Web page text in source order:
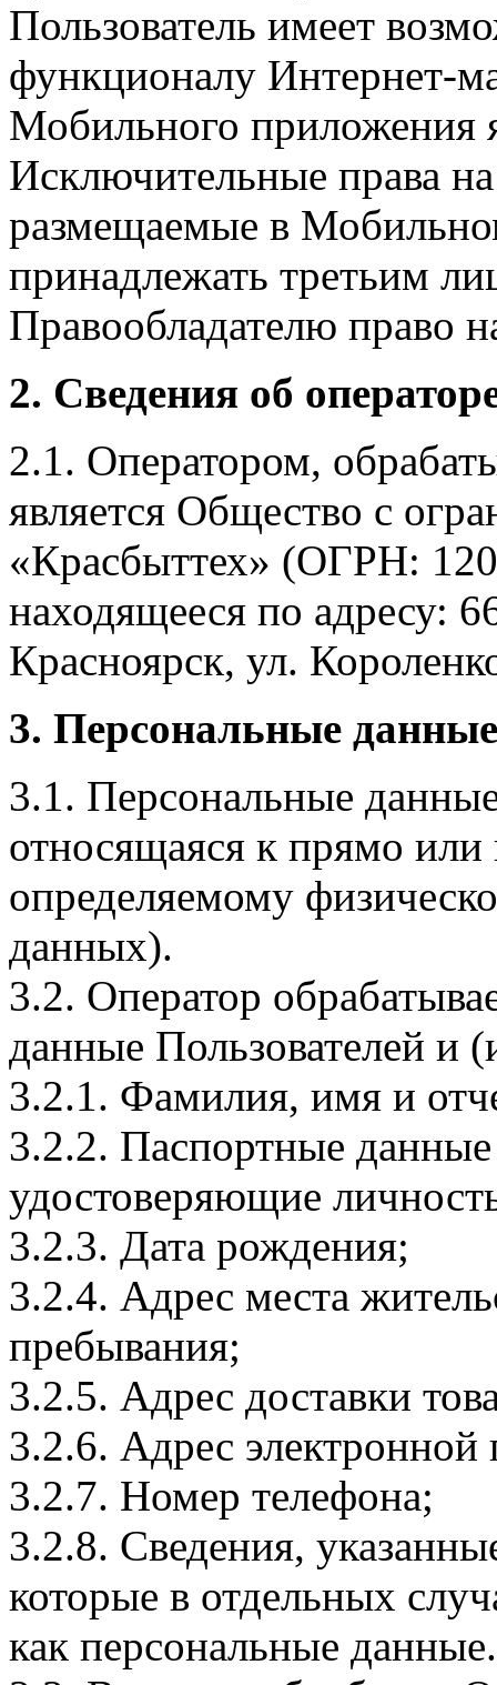
Пользователь имеет
функционалу Интернет-
Мобильного приложения
Исключительные права
размещаемые в
принадлежать третьим
Правообладателю право
2. Сведения об
2.1. Оператором,
является Общество с
«Красбыттех» (ОГРН:
находящееся по адресу:
Красноярск, ул.
3. Персональные
3.1. Персональные
относящаяся к прямо
определяемому
данных).
3.2. Оператор
данные Пользователей и
3.2.1. Фамилия, имя и
3.2.2. Паспортные
удостоверяющие
3.2.3. Дата рождения;
3.2.4. Адрес места
пребывания;
3.2.5. Адрес доставки
3.2.6. Адрес электронной
3.2.7. Номер телефона;
3.2.8. Сведения,
которые в отдельных
как персональные данные.